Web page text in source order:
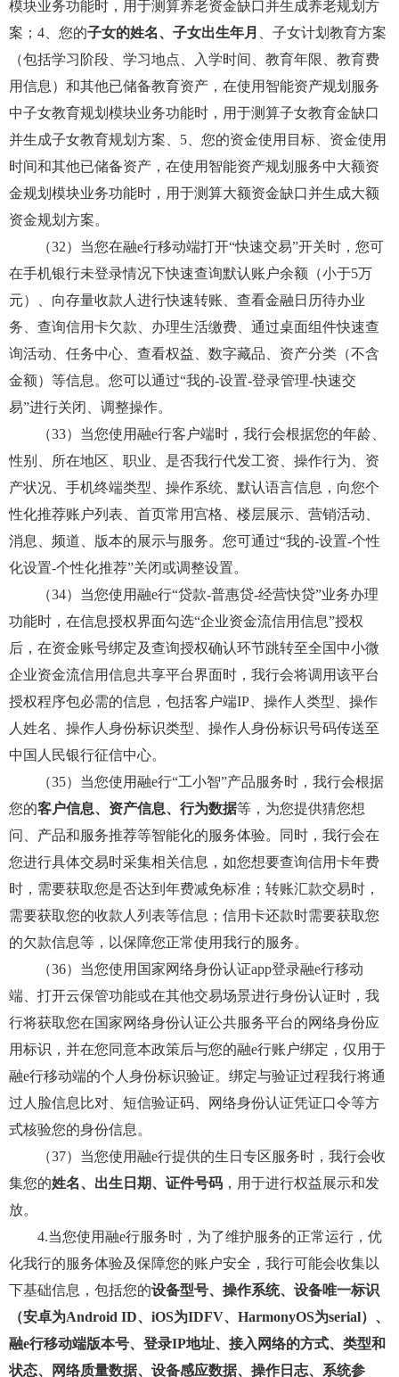
模块业务功能时，用于测算养老资金缺口并生成养老规划方
案；4、您的子女的姓名、子女出生年月
、子女计划教育方案
（包括学习阶段、学习地点、入学时间、教育年限、教育费
用信息）和其他已储备教育资产，在使用智能资产规划服务
中子女教育规划模块业务功能时，用于测算子女教育金缺口
并生成子女教育规划方案、5、您的资金使用目标、资金使用
时间和其他已储备资产，在使用智能资产规划服务中大额资
金规划模块业务功能时，用于测算大额资金缺口并生成大额
资金规划方案。
（32）当您在融e行移动端打开“快速交易”开关时，您可
在手机银行未登录情况下快速查询默认账户余额（小于5万
元）、向存量收款人进行快速转账、查看金融日历待办业
务、查询信用卡欠款、办理生活缴费、通过桌面组件快速查
询活动、任务中心、查看权益、数字藏品、资产分类（不含
金额）等信息。您可以通过“我的-设置-登录管理-快速交
易”进行关闭、调整操作。
（33）当您使用融e行客户端时，我行会根据您的年龄、
性别、所在地区、职业、是否我行代发工资、操作行为、资
产状况、手机终端类型、操作系统、默认语言信息，向您个
性化推荐账户列表、首页常用宫格、楼层展示、营销活动、
消息、频道、版本的展示与服务。您可通过“我的-设置-个性
化设置-个性化推荐”关闭或调整设置。
（34）当您使用融e行“贷款-普惠贷-经营快贷”业务办理
功能时，在信息授权界面勾选“企业资金流信用信息”授权
后，在资金账号绑定及查询授权确认环节跳转至全国中小微
企业资金流信用信息共享平台界面时，我行会将调用该平台
授权程序包必需的信息，包括客户端IP、操作人类型、操作
人姓名、操作人身份标识类型、操作人身份标识号码传送至
中国人民银行征信中心。
（35）当您使用融e行“工小智”产品服务时，我行会根据
您的客户信息、资产信息、行为数据等，为您提供猜您想
问、产品和服务推荐等智能化的服务体验。同时，我行会在
您进行具体交易时采集相关信息，如您想要查询信用卡年费
时，需要获取您是否达到年费减免标准；转账汇款交易时，
需要获取您的收款人列表等信息；信用卡还款时需要获取您
的欠款信息等，以保障您正常使用我行的服务。
（36）当您使用国家网络身份认证app登录融e行移动
端、打开云保管功能或在其他交易场景进行身份认证时，我
行将获取您在国家网络身份认证公共服务平台的网络身份应
用标识，并在您同意本政策后与您的融e行账户绑定，仅用于
融e行移动端的个人身份标识验证。绑定与验证过程我行将通
过人脸信息比对、短信验证码、网络身份认证凭证口令等方
式核验您的身份信息。
（37）当您使用融e行提供的生日专区服务时，我行会收
集您的姓名、出生日期、证件号码 ，用于进行权益展示和发
放。
4.当您使用融e行服务时，为了维护服务的正常运行，优
化我行的服务体验及保障您的账户安全，我行可能会收集以
下基础信息，包括您的设备型号、操作系统、设备唯一标识
（安卓为Android ID、iOS为IDFV、HarmonyOS为serial）、
融e行移动端版本号、登录IP地址、接入网络的方式、类型和
状态、网络质量数据、设备感应数据、操作日志、系统参